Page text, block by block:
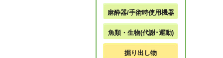
麻酔器/手術時使用機器
魚類・生物(代謝･運動)
掘り出し物